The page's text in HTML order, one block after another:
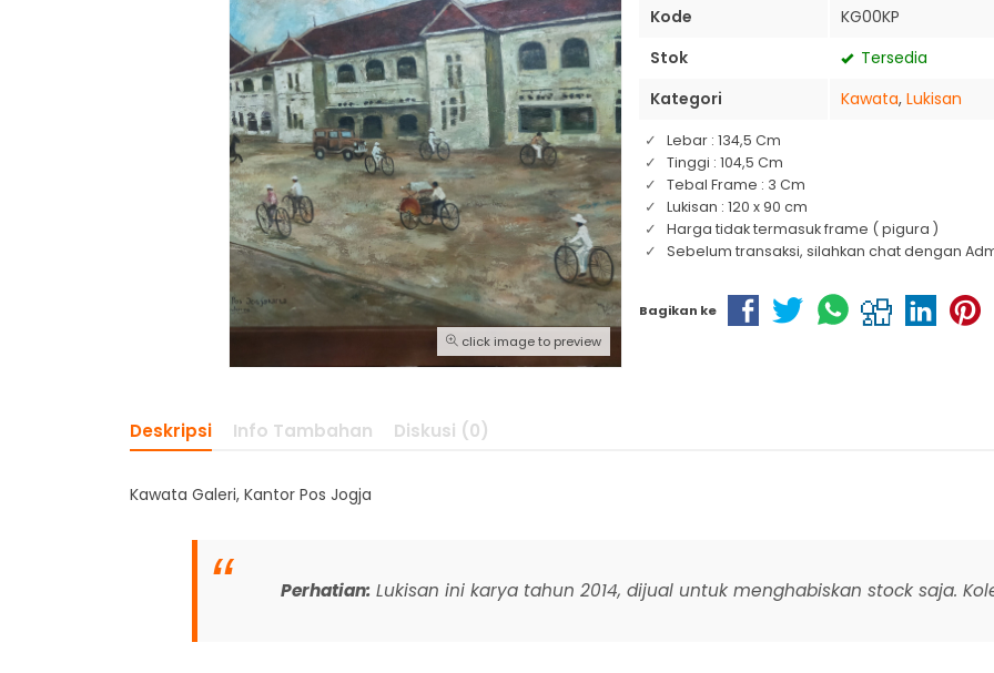
click image to preview
Kode
KG00KP
Stok
Tersedia
Kategori
Kawata, Lukisan
Lebar : 134,5 Cm
Tinggi : 104,5 Cm
Tebal Frame : 3 Cm
Lukisan : 120 x 90 cm
Harga tidak termasuk frame ( pigura )
Sebelum transaksi, silahkan chat dengan
Bagikan ke
Deskripsi Info Tambahan Diskusi (0)
Kawata Galeri, Kantor Pos Jogja
Perhatian:Lukisan ini karya tahun 2014, dijual untuk menghabiskan stock saja.